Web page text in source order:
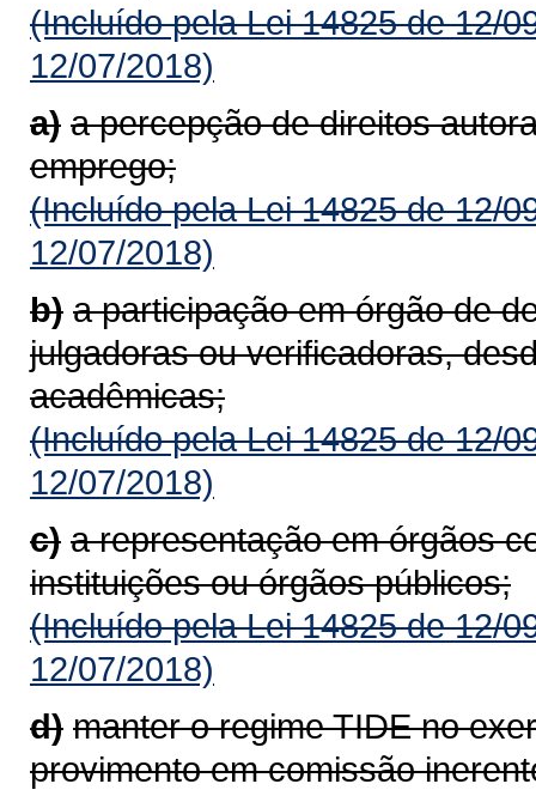
(Incluído pela Lei 14825 de 12/
12/07/2018)
a) a percepção de direitos
emprego;
(Incluído pela Lei 14825 de 12/
12/07/2018)
b) a participação em órgão de
julgadoras ou verificadoras,
acadêmicas;
(Incluído pela Lei 14825 de 12/
12/07/2018)
c) a representação em órgãos
instituições ou órgãos públicos;
(Incluído pela Lei 14825 de 12/
12/07/2018)
d) manter o regime TIDE no
provimento em comissão